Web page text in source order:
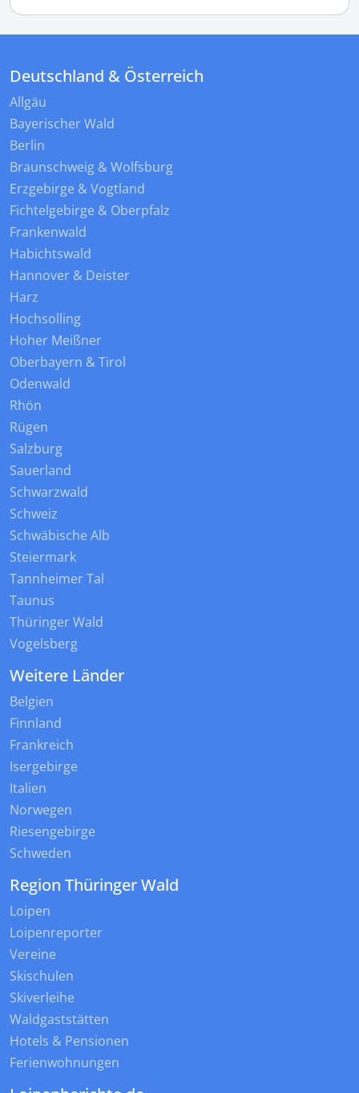
Deutschland & Österreich
Allgäu
Bayerischer Wald
Berlin
Braunschweig & Wolfsburg
Erzgebirge & Vogtland
Fichtelgebirge & Oberpfalz
Frankenwald
Habichtswald
Hannover & Deister
Harz
Hochsolling
Hoher Meißner
Oberbayern & Tirol
Odenwald
Rhön
Rügen
Salzburg
Sauerland
Schwarzwald
Schweiz
Schwäbische Alb
Steiermark
Tannheimer Tal
Taunus
Thüringer Wald
Vogelsberg
Weitere Länder
Belgien
Finnland
Frankreich
Isergebirge
Italien
Norwegen
Riesengebirge
Schweden
Region Thüringer Wald
Loipen
Loipenreporter
Vereine
Skischulen
Skiverleihe
Waldgaststätten
Hotels & Pensionen
Ferienwohnungen